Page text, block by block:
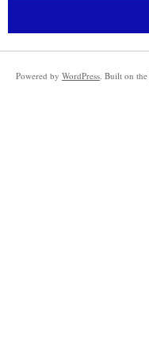
Powered by WordPress. Built on the